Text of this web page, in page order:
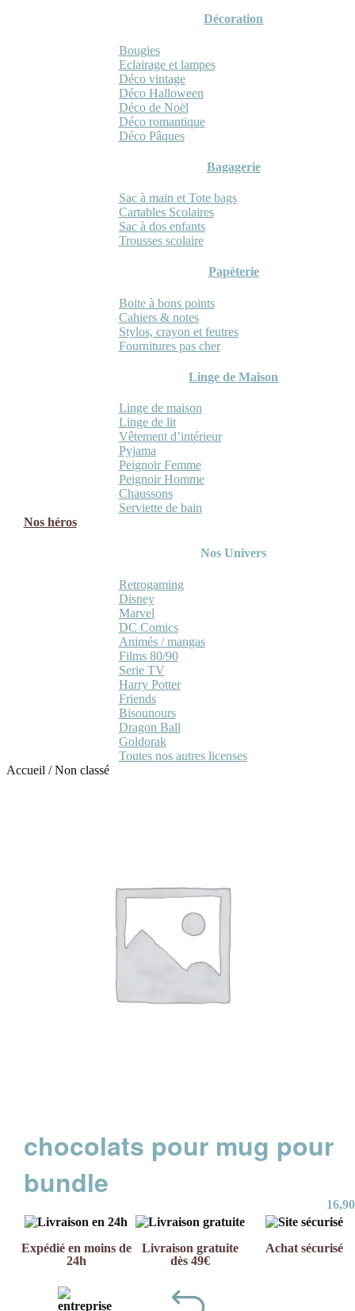
Décoration
Bougies
Eclairage et lampes
Déco vintage
Déco Halloween
Déco de Noël
Déco romantique
Déco Pâques
Bagagerie
Sac à main et Tote bags
Cartables Scolaires
Sac à dos enfants
Trousses scolaire
Papèterie
Boite à bons points
Cahiers & notes
Stylos, crayon et feutres
Fournitures pas cher
Linge de Maison
Linge de maison
Linge de lit
Vêtement d’intérieur
Pyjama
Peignoir Femme
Peignoir Homme
Chaussons
Serviette de bain
Nos héros
Nos Univers
Retrogaming
Disney
Marvel
DC Comics
Animés / mangas
Films 80/90
Serie TV
Harry Potter
Friends
Bisounours
Dragon Ball
Goldorak
Toutes nos autres licenses
Accueil /Non classé
chocolats pour mug pour
bundle
16,90
Expédié en moins de
24h
Livraison gratuite
dès 49€
Achat sécurisé